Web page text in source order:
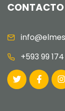
CONTACTO
+593 99